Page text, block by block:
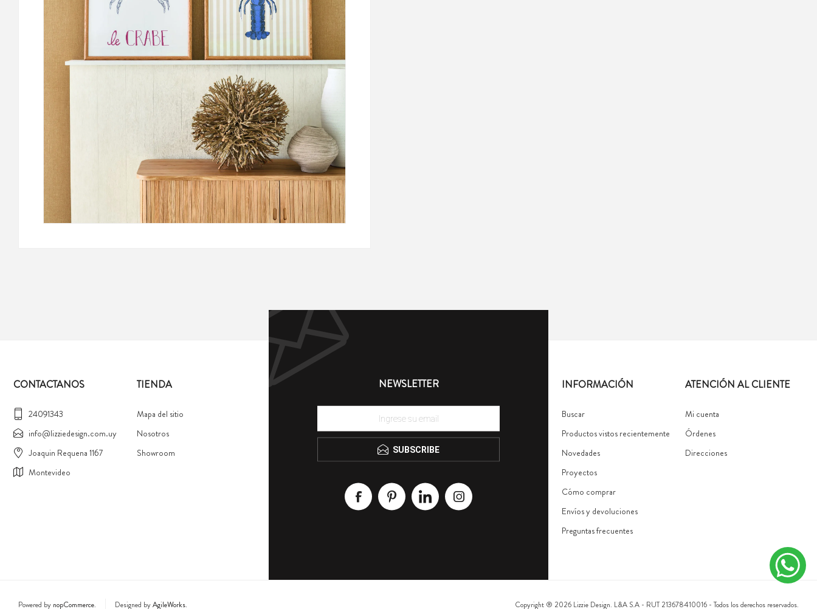
NEWSLETTER
SUBSCRIBE
CONTACTANOS
24091343
info@lizziedesign.com.uy
Joaquin Requena 1167
Montevideo
TIENDA
Mapa del sitio
Nosotros
Showroom
INFORMACIÓN
Buscar
Productos vistos recientemente
Novedades
Proyectos
Cómo comprar
Envíos y devoluciones
Preguntas frecuentes
ATENCIÓN AL CLIENTE
Mi cuenta
Órdenes
Direcciones
Powered by nopCommerce. Designed byAgileWorks. Copyright ® 2026 Lizzie Design. L&A S.A - RUT 213678410016 - Todos los derechos reservados.